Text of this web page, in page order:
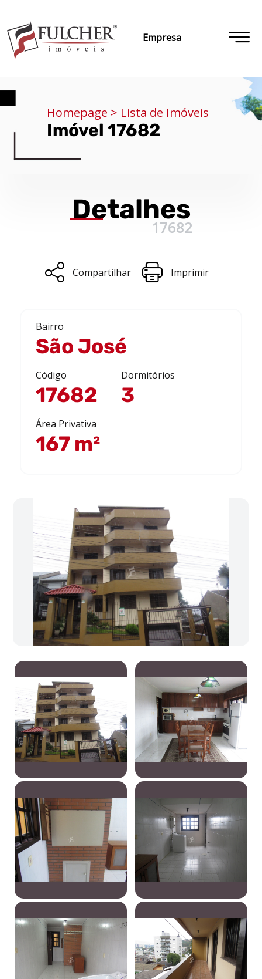
Empresa
Homepage > Lista de Imóveis
Imóvel 17682
Detalhes
17682
Compartilhar Imprimir
Bairro
São José
Código
17682
Dormitórios
3
Área Privativa
167 m²